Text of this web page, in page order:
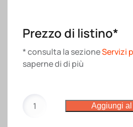
Prezzo di listino*
* consulta la sezioneServizi
saperne di di più
Zurigo
Aggiungi